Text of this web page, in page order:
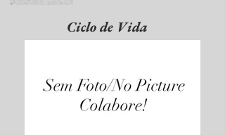
Ciclo de Vida